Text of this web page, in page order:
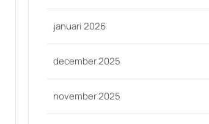
januari 2026
december 2025
november 2025